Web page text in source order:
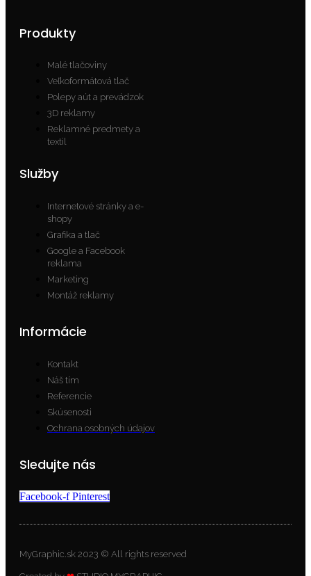
Produkty
Malé tlačoviny
Veľkoformátová tlač
Polepy aút a prevádzok
3D reklamy
Reklamné predmety a
textil
Služby
Internetové stránky a e-
shopy
Grafika a tlač
Google a Facebook
reklama
Marketing
Montáž reklamy
Informácie
Kontakt
Náš tím
Referencie
Skúsenosti
Ochrana osobných údajov
Sledujte nás
Facebook-f Pinterest
MyGraphic.sk 2023 © All rights reserved